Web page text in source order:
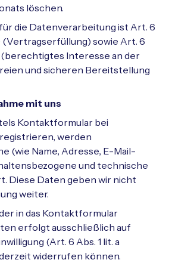
löschen.
die Datenverarbeitung ist Art. 6
(Vertragserfüllung) sowie Art. 6
(berechtigtes Interesse an der
und sicheren Bereitstellung
mit uns
Kontaktformular bei
registrieren, werden
(wie Name, Adresse, E-Mail-
und technische
Diese Daten geben wir nicht
weiter.
in das Kontaktformular
erfolgt ausschließlich auf
(Art. 6 Abs. 1 lit. a
widerrufen können.